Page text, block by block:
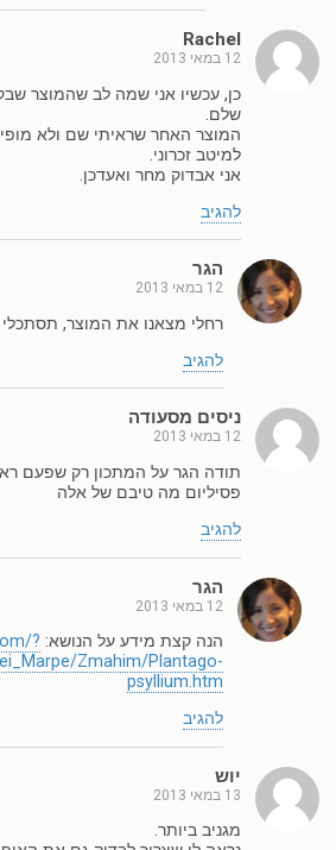
Rachel
12 במאי 2013
כן, עכשיו אני שמה לב שהמוצר
שלם.
המוצר האחר שראיתי שם ולא
למיטב זכרוני.
אני אבדוק מחר ואעדכן.
להגיב
הגר
12 במאי 2013
רחלי מצאנו את המוצר,
להגיב
ניסים מסעודה
12 במאי 2013
תודה הגר על המתכון רק שפעם
פסיליום מה טיבם של אלה
להגיב
הגר
12 במאי 2013
הנה קצת מידע על הנושא: ?
Zmahim/Plantago-
psyllium.htm
להגיב
יוש
13 במאי 2013
מגניב ביותר.